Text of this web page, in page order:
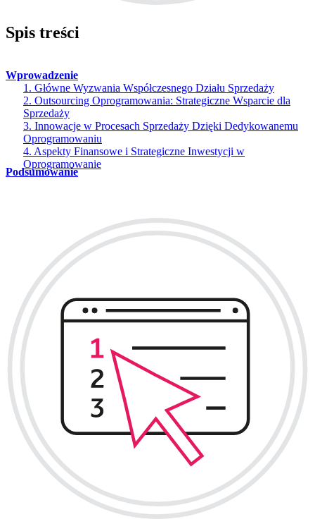
Spis treści
Wprowadzenie
1. Główne Wyzwania Współczesnego Działu Sprzedaży
2. Outsourcing Oprogramowania: Strategiczne Wsparcie dla
Sprzedaży
3. Innowacje w Procesach Sprzedaży Dzięki Dedykowanemu
Oprogramowaniu
4. Aspekty Finansowe i Strategiczne Inwestycji w
Oprogramowanie
Podsumowanie